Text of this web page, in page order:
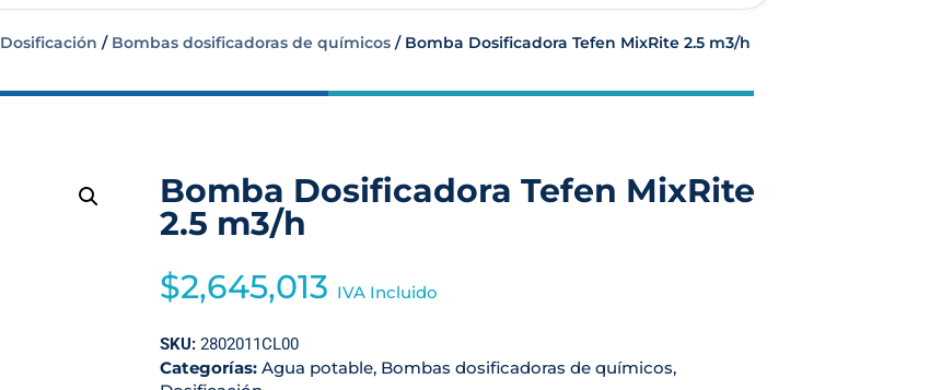
Dosificación / Bombas dosificadoras de químicos / Bomba Dosificadora Tefen MixRite 2.5 m3/h
Bomba Dosificadora Tefen MixRite
2.5 m3/h
$2,645,013 IVA Incluido
SKU: 2802011CL00
Categorías: Agua potable, Bombas dosificadoras de químicos,